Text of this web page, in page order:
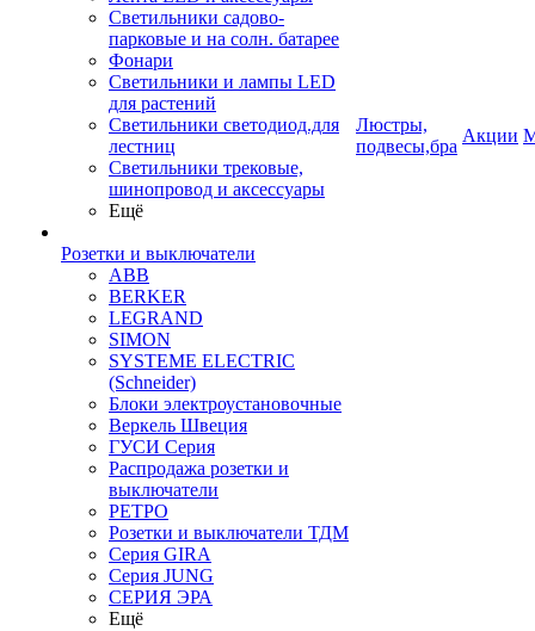
Светильники садово-
парковые и на солн. батарее
Фонари
Светильники и лампы LED
для растений
Светильники светодиод.для
лестниц
Светильники трековые,
шинопровод и аксессуары
Ещё
Розетки и выключатели
ABB
BERKER
LEGRAND
SIMON
SYSTEME ELECTRIC
(Schneider)
Блоки электроустановочные
Веркель Швеция
ГУСИ Серия
Распродажа розетки и
выключатели
РЕТРО
Розетки и выключатели ТДМ
Серия GIRA
Серия JUNG
СЕРИЯ ЭРА
Ещё
Люстры,
подвесы,бра
Акции